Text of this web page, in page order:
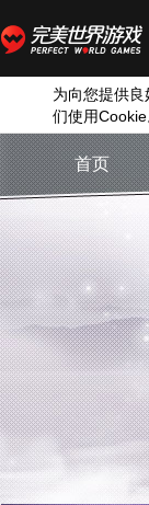
为向您提供
们使用Cookie
首页